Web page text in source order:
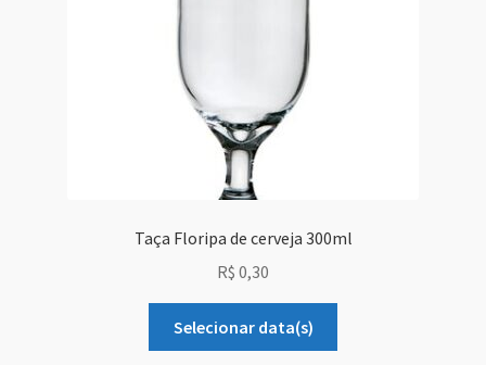
Taça Floripa de cerveja 300ml
R$ 0,30
Selecionar data(s)